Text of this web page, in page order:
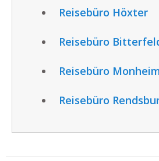
Reisebüro Höxter
Reisebüro
Reisebüro
Reisebüro